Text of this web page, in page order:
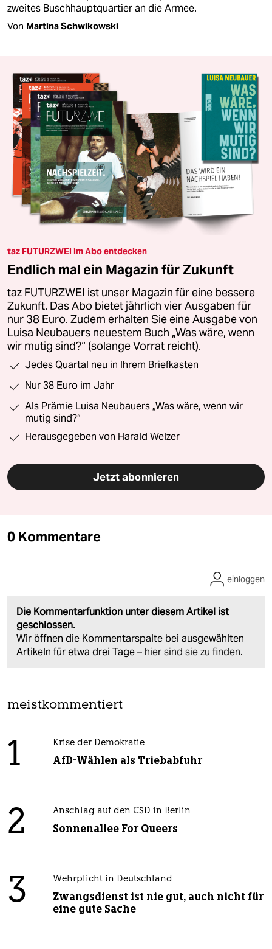
zweites Buschhauptquartier an die Armee.
Von Martina Schwikowski
taz FUTURZWEI im Abo entdecken
Endlich mal ein Magazin für Zukunft
taz FUTURZWEI ist unser Magazin für eine bessere
Zukunft. Das Abo bietet jährlich vier Ausgaben für
nur 38 Euro. Zudem erhalten Sie eine Ausgabe von
Luisa Neubauers neuestem Buch „Was wäre, wenn
wir mutig sind?“ (solange Vorrat reicht).
Jedes Quartal neu in Ihrem Briefkasten
Nur 38 Euro im Jahr
Als Prämie Luisa Neubauers „Was wäre, wenn wir
mutig sind?“
Herausgegeben von Harald Welzer
Jetzt abonnieren
0 Kommentare
Die Kommentarfunktion unter diesem Artikel ist
geschlossen.
Wir öffnen die Kommentarspalte bei ausgewählten
Artikeln für etwa drei Tage – hier sind sie zu finden.
einloggen
meistkommentiert
1 Krise der Demokratie
AfD-Wählen als Triebabfuhr
2 Anschlag auf den CSD in Berlin
Sonnenallee For Queers
3 Wehrplicht in Deutschland
Zwangsdienst ist nie gut, auch nicht für
eine gute Sache